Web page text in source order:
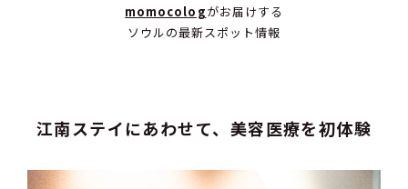
momocologがお届けする
ソウルの最新スポット情報
江南ステイにあわせて、美容医療を初体験